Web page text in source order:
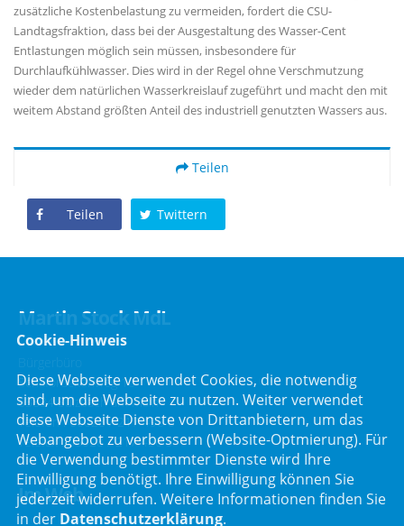
zusätzliche Kostenbelastung zu vermeiden, fordert die CSU-
Landtagsfraktion, dass bei der Ausgestaltung des Wasser-Cent
Entlastungen möglich sein müssen, insbesondere für
Durchlaufkühlwasser. Dies wird in der Regel ohne Verschmutzung
wieder dem natürlichen Wasserkreislauf zugeführt und macht den mit
weitem Abstand größten Anteil des industriell genutzten Wassers aus.
Teilen
Teilen Twittern
Martin Stock MdL
Bürgerbüro
Schafbrückenweg 10
63834 Sulzbach am Main
Telefon :06028 / 217 496 0
Telefax : 06028 / 217 496 9
Im Web
Cookie-Hinweis
Diese Webseite verwendet Cookies, die notwendig
sind, um die Webseite zu nutzen. Weiter verwendet
diese Webseite Dienste von Drittanbietern, um das
Webangebot zu verbessern (Website-Optmierung). Für
die Verwendung bestimmter Dienste wird Ihre
Einwilligung benötigt. Ihre Einwilligung können Sie
jederzeit widerrufen. Weitere Informationen finden Sie
in der Datenschutzerklärung.